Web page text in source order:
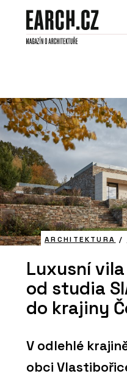
ARCHITEKTURA /
Luxusní
od studia
do krajiny
V odlehlé
obci